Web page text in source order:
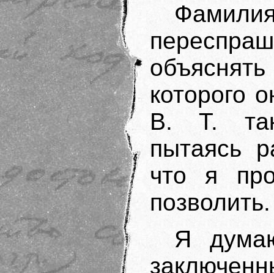
которого
В. Т. так
пытаясь
что я
позволить.
Я